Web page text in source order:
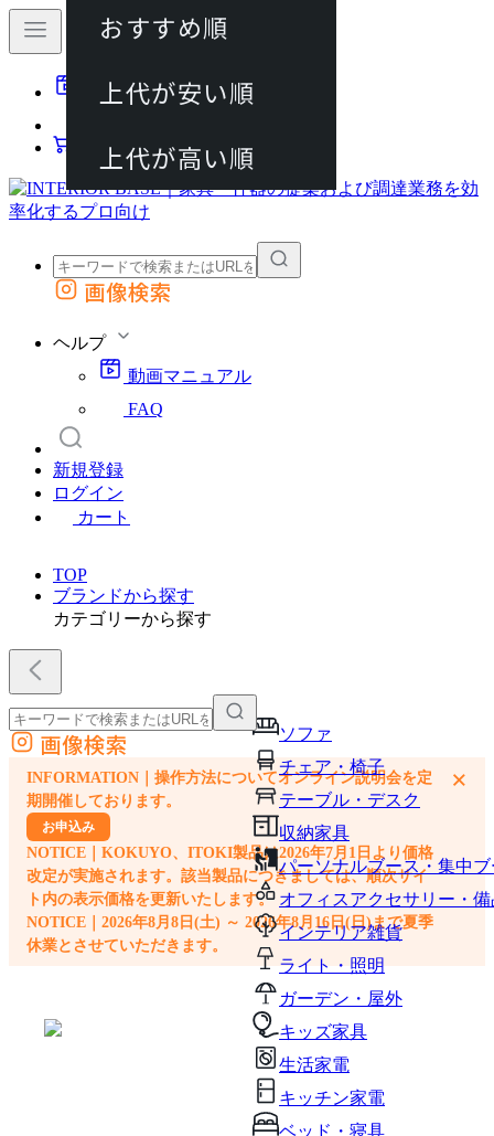
動画マニュアル
カート
外部サイトの商品をカートに追加
画像検索
ヘルプ
動画マニュアル
FAQ
新規登録
ログイン
カート
TOP
ブランドから探す
カテゴリーから探す
ソファ
チェア・椅子
テーブル・デスク
収納家具
パーソナルブース・集中
オフィスアクセサリー・備
インテリア雑貨
ライト・照明
ガーデン・屋外
キッズ家具
生活家電
キッチン家電
ベッド・寝具
外部サイトの商品をカートに追加
他のサイトで見つけた商品ページのURLを貼り付けて、カートに追加できます
画像検索
INFORMATION｜操作方法についてオンライン説明会を定
期開催しております。
お申込み
NOTICE｜KOKUYO、ITOKI製品は2026年7月1日より価格
改定が実施されます。該当製品につきましては、順次サイ
ト内の表示価格を更新いたします。
NOTICE｜2026年8月8日(土) ～ 2026年8月16日(日)まで夏季
休業とさせていただきます。
×
おすすめ順
上代が安い順
上代が高い順